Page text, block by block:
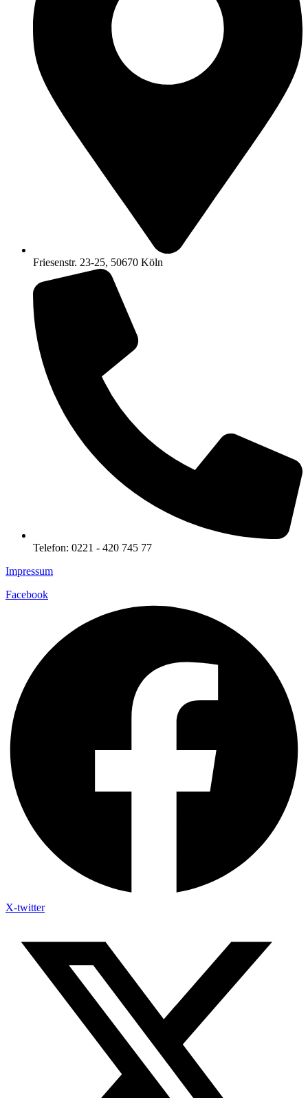
Friesenstr. 23-25, 50670 Köln
Telefon: 0221 - 420 745 77
Impressum
Facebook
X-twitter